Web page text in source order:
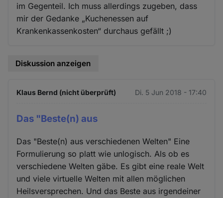
im Gegenteil. Ich muss allerdings zugeben, dass
mir der Gedanke „Kuchenessen auf
Krankenkassenkosten“ durchaus gefällt ;)
Diskussion anzeigen
Klaus Bernd (nicht überprüft) Di. 5 Jun 2018 - 17:40
Das "Beste(n) aus
Das "Beste(n) aus verschiedenen Welten" Eine
Formulierung so platt wie unlogisch. Als ob es
verschiedene Welten gäbe. Es gibt eine reale Welt
und viele virtuelle Welten mit allen möglichen
Heilsversprechen. Und das Beste aus irgendeiner